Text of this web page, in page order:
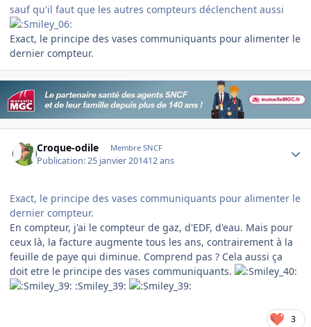
sauf qu'il faut que les autres compteurs déclenchent aussi
Exact, le principe des vases communiquants pour alimenter le
dernier compteur.
Croque-odile Membre SNCF
Publication:25 janvier 201412 ans
Exact, le principe des vases communiquants pour alimenter le
dernier compteur.
En compteur, j'ai le compteur de gaz, d'EDF, d'eau. Mais pour
ceux là, la facture augmente tous les ans, contrairement à la
feuille de paye qui diminue. Comprend pas ? Cela aussi ça
doit etre le principe des vases communiquants.
:Smiley_39:
3